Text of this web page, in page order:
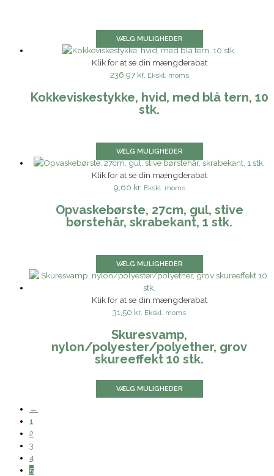
VÆLG MULIGHEDER
Klik for at se din mængderabat
236,97 kr. Ekskl. moms
Kokkeviskestykke, hvid, med blå tern, 10
stk.
VÆLG MULIGHEDER
Klik for at se din mængderabat
9,60 kr. Ekskl. moms
Opvaskebørste, 27cm, gul, stive
børstehår, skrabekant, 1 stk.
VÆLG MULIGHEDER
Klik for at se din mængderabat
31,50 kr. Ekskl. moms
Skuresvamp,
nylon/polyester/polyether, grov
skureeffekt 10 stk.
VÆLG MULIGHEDER
←
1
2
3
4
5